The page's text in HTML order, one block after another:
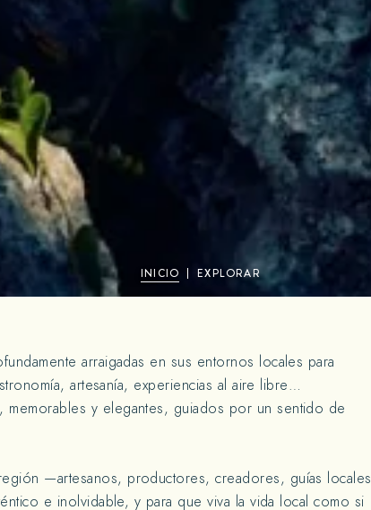
INICIO EXPLORAR
arraigadas en sus entornos locales para
artesanía, experiencias al aire libre…
memorables y elegantes, guiados por un sentido de
—artesanos, productores, creadores, guías locales
e inolvidable, y para que viva la vida local como si